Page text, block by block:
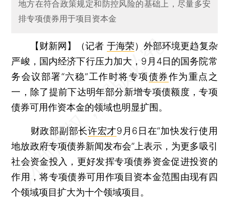
地方在符合政策规定和防控风险的基础上，尽量多安
排专项债券用于项目资本金
【财新网】（记者 于海荣） 外部环境更趋复杂
严峻，国内经济下行压力加大，9月4日的国务院常
务会议部署“六稳”工作时将专项债券作为重点之
一，除了提前下达明年部分新增专项债额度，专项
债券可用作资本金的领域也明显扩围。
财政部副部长许宏才9月6日在“加快发行使用
地放政府专项债券新闻发布会”上表示，为更多吸引
社会资金投入，更好发挥专项债券资金促进投资的
作用，将专项债券可用作项目资本金范围由现有四
个领域项目扩大为十个领域项目。